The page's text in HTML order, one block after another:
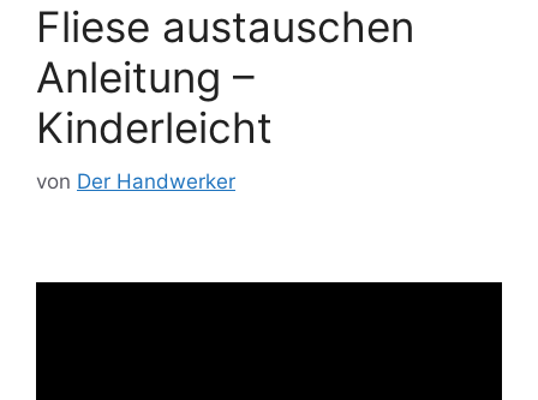
Fliese austauschen
Anleitung –
Kinderleicht
von Der Handwerker